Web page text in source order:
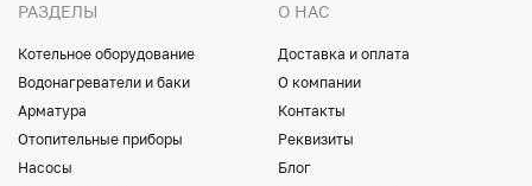
РАЗДЕЛЫ
Котельное оборудование
Водонагреватели и баки
Арматура
Отопительные приборы
Насосы
О НАС
Доставка и оплата
О компании
Контакты
Реквизиты
Блог